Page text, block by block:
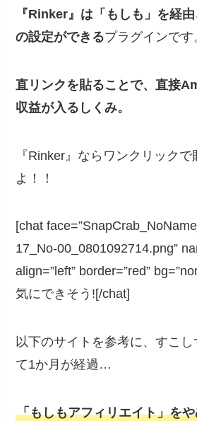
『Rinker』は「もしも」を経
の設定ができるプラグインです
直リンクを貼ることで、直接
収益が入るしくみ。
『Rinker』ならワンクリック
よ！！
[chat
17_No-00_0801092714.png”
align=”left” border=”red”
気にできそう![/chat]
以下のサイトを参考に、すこ
て1か月が経過…
「もしもアフィリエイト」を